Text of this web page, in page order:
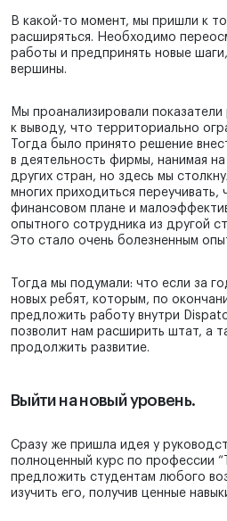
В какой-то момент, мы пришли к
расширяться. Необходимо
работы и предпринять новые
вершины.
Мы проанализировали
к выводу, что территориально
Тогда было принято решение
в деятельность фирмы, нанимая
других стран, но здесь мы
многих приходиться переучивать,
финансовом плане и
опытного сотрудника из другой
Это стало очень болезненным
Тогда мы подумали: что если за
новых ребят, которым, по
предложить работу внутри
позволит нам расширить штат, а
продолжить развитие.
Выйти на новый уровень.
Сразу же пришла идея у
полноценный курс по профессии
предложить студентам любого
изучить его, получив ценные